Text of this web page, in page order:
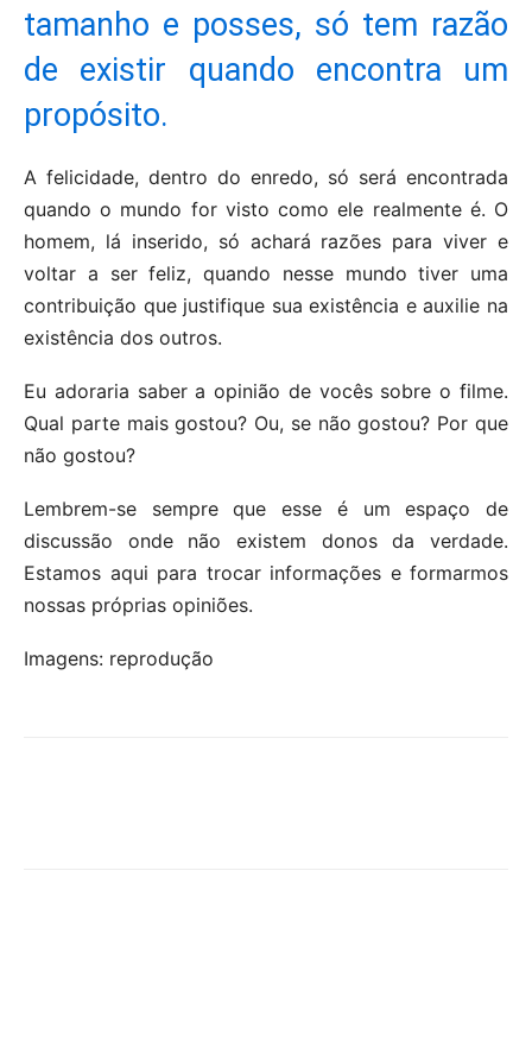
tamanho e posses, só tem razão
de existir quando encontra um
propósito.
A felicidade, dentro do enredo, só será encontrada
quando o mundo for visto como ele realmente é. O
homem, lá inserido, só achará razões para viver e
voltar a ser feliz, quando nesse mundo tiver uma
contribuição que justifique sua existência e auxilie na
existência dos outros.
Eu adoraria saber a opinião de vocês sobre o filme.
Qual parte mais gostou? Ou, se não gostou? Por que
não gostou?
Lembrem-se sempre que esse é um espaço de
discussão onde não existem donos da verdade.
Estamos aqui para trocar informações e formarmos
nossas próprias opiniões.
Imagens: reprodução